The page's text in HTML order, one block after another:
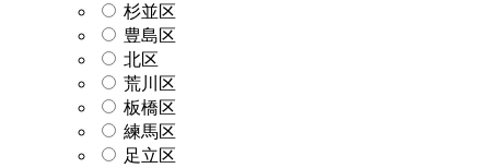
杉並区
豊島区
北区
荒川区
板橋区
練馬区
足立区